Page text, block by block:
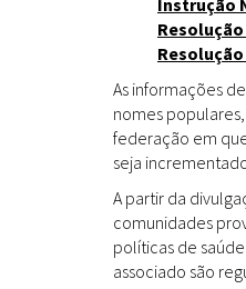
Instrução
Resolução
As informações
nomes
federação em
seja
A partir da
comunidades
políticas de
associado são